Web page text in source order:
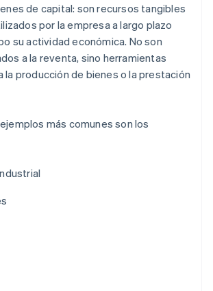
de capital: son recursos tangibles
por la empresa a largo plazo
su actividad económica. No son
a la reventa, sino herramientas
la producción de bienes o la prestación
más comunes son los